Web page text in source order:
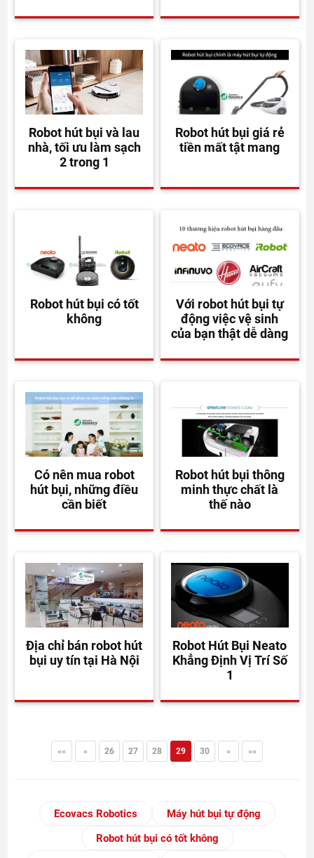
Robot hút bụi và lau
nhà, tối ưu làm sạch
2 trong 1
Robot hút bụi giá rẻ
tiền mất tật mang
Robot hút bụi có tốt
không
Với robot hút bụi tự
động việc vệ sinh
của bạn thật dễ dàng
Có nên mua robot
hút bụi, những điều
cần biết
Robot hút bụi thông
minh thực chất là
thế nào
Địa chỉ bán robot hút
bụi uy tín tại Hà Nội
Robot Hút Bụi Neato
Khẳng Định Vị Trí Số
1
«« « 26 27 28 29 30 » »»
Ecovacs Robotics
Máy hút bụi tự động
Robot hút bụi có tốt không